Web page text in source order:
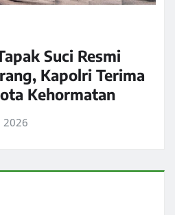
Suci Resmi
Kapolri Terima
Kehormatan
2026